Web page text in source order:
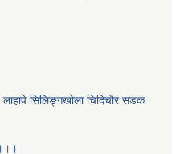
सिलिङ्गखोला चिदिचौर सडक